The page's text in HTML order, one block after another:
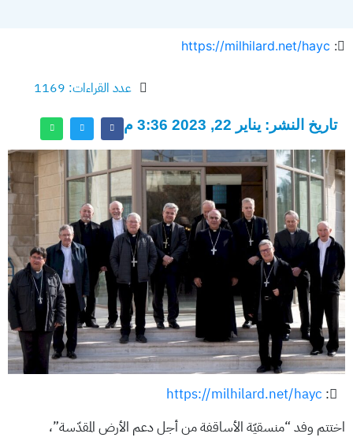
:
https://milhilard.net/hayc
عدد القراءات: 1169
تاريخ النشر: يناير 22, 2023 3:36 م
:
https://milhilard.net/hayc
اختتم وفد “منسقيّة الأساقفة من أجل دعم الأرض المقدّسة”،